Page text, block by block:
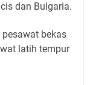
dan Bulgaria.
bekas
latih tempur